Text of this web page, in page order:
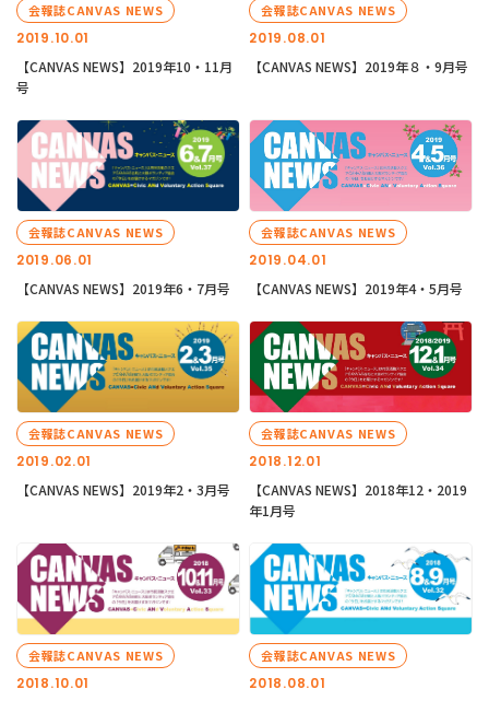
2019.10.01
会報誌CANVAS NEWS
【CANVAS NEWS】2019年10・11月
号
2019.08.01
会報誌CANVAS NEWS
【CANVAS NEWS】2019年８・9月号
2019.06.01
会報誌CANVAS NEWS
【CANVAS NEWS】2019年6・7月号
2019.04.01
会報誌CANVAS NEWS
【CANVAS NEWS】2019年4・5月号
2019.02.01
会報誌CANVAS NEWS
【CANVAS NEWS】2019年2・3月号
2018.12.01
会報誌CANVAS NEWS
【CANVAS NEWS】2018年12・2019
年1月号
2018.10.01
会報誌CANVAS NEWS
2018.08.01
会報誌CANVAS NEWS